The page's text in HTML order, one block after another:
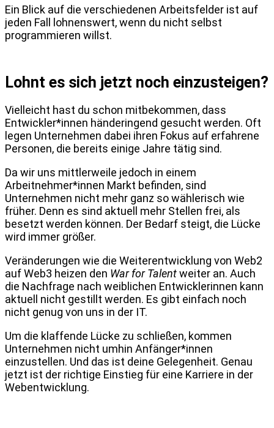
Ein Blick auf die verschiedenen Arbeitsfelder ist auf
jeden Fall lohnenswert, wenn du nicht selbst
programmieren willst.
Lohnt es sich jetzt noch einzusteigen?
Vielleicht hast du schon mitbekommen, dass
Entwickler*innen händeringend gesucht werden. Oft
legen Unternehmen dabei ihren Fokus auf erfahrene
Personen, die bereits einige Jahre tätig sind.
Da wir uns mittlerweile jedoch in einem
Arbeitnehmer*innen Markt befinden, sind
Unternehmen nicht mehr ganz so wählerisch wie
früher. Denn es sind aktuell mehr Stellen frei, als
besetzt werden können. Der Bedarf steigt, die Lücke
wird immer größer.
Veränderungen wie die Weiterentwicklung von Web2
auf Web3 heizen den War for Talentweiter an. Auch
die Nachfrage nach weiblichen Entwicklerinnen kann
aktuell nicht gestillt werden. Es gibt einfach noch
nicht genug von uns in der IT.
Um die klaffende Lücke zu schließen, kommen
Unternehmen nicht umhin Anfänger*innen
einzustellen. Und das ist deine Gelegenheit. Genau
jetzt ist der richtige Einstieg für eine Karriere in der
Webentwicklung.